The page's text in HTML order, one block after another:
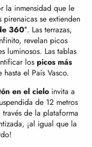
la inmensidad que le
se extienden
360°. Las terrazas,
revelan picos
luminosos. Las tablas
los picos más
el País Vasco.
en el cieloinvita a
de 12 metros
de la plataforma
¡al igual que la